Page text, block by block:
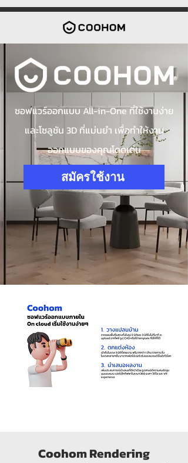
ซอฟแวร์ออกแบบ All-in-One ที่ใช้งานง่าย
และโซลูชัน 3D ที่แม่นยำ เพื่อทำให้งาน
ออกแบบของคุณโดดเด่น
สมัครใช้งาน
Coohom Rendering